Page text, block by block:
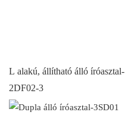
L alakú, állítható álló íróasztal-
2DF02-3